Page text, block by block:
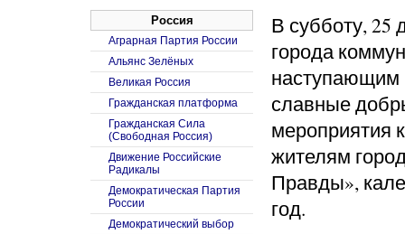
В субботу, 25
города
наступающим
славные
мероприятия
жителям
Правды»,
год.
Россия
Аграрная Партия России
Альянс Зелёных
Великая Россия
Гражданская платформа
Гражданская Сила
(Свободная Россия)
Движение Российские
Радикалы
Демократическая Партия
России
Демократический выбор